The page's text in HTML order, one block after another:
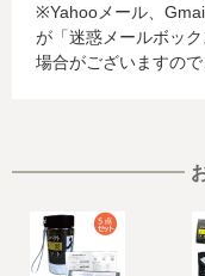
る場合があります
らは、ご利用のカ
を特定することが
・発行会社の個人
なお、個人情報保
(https://
制度に関する情報
お客様が未成年の
※Yahooメール、
が「迷惑メールボッ
場合がございますので